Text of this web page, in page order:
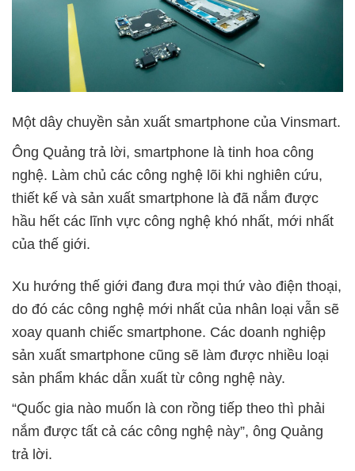
Một dây chuyền sản xuất smartphone của Vinsmart.
Ông Quảng trả lời, smartphone là tinh hoa công
nghệ. Làm chủ các công nghệ lõi khi nghiên cứu,
thiết kế và sản xuất smartphone là đã nắm được
hầu hết các lĩnh vực công nghệ khó nhất, mới nhất
của thế giới.
Xu hướng thế giới đang đưa mọi thứ vào điện thoại,
do đó các công nghệ mới nhất của nhân loại vẫn sẽ
xoay quanh chiếc smartphone. Các doanh nghiệp
sản xuất smartphone cũng sẽ làm được nhiều loại
sản phẩm khác dẫn xuất từ công nghệ này.
“Quốc gia nào muốn là con rồng tiếp theo thì phải
nắm được tất cả các công nghệ này”, ông Quảng
trả lời.